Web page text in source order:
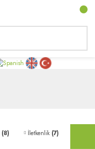
(8) İletkenlik (7)